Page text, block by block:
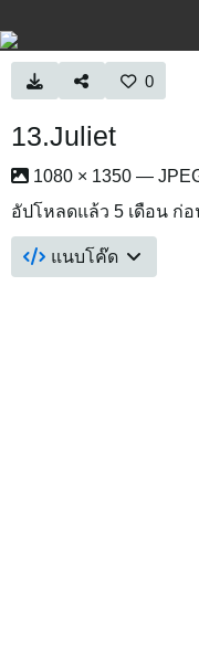
0
13.Juliet
1080 × 1350 —
อัปโหลดแล้ว 5 เดือน ก่
แนบโค๊ด